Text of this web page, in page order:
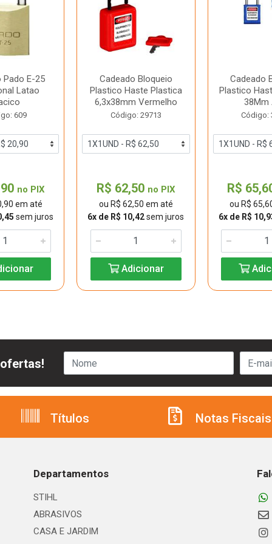
Pado E-25
Latao
609
no PIX
em até
sem juros
Cadeado Bloqueio
Plastico Haste Plastica
6,3x38mm Vermelho
Código: 29713
R$ 62,50 no PIX
ou R$ 62,50 em até
6x de R$ 10,42sem juros
Adicionar
Cadeado
Plastico
38Mm
Código:
R$
ou R$
6x de R$
Títulos Notas Fiscais
Departamentos
STIHL
ABRASIVOS
CASA E JARDIM